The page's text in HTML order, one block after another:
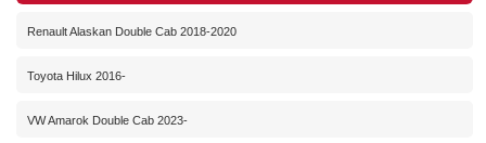
Renault Alaskan Double Cab 2018-2020
Toyota Hilux 2016-
VW Amarok Double Cab 2023-